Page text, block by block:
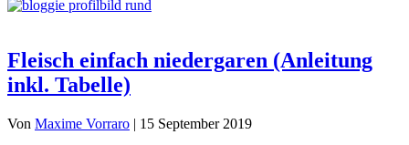
Fleisch einfach niedergaren (Anleitung
inkl. Tabelle)
Von Maxime Vorraro | 15 September 2019